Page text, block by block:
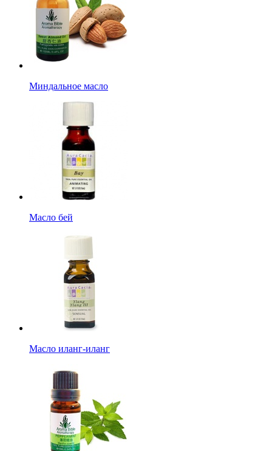
Миндальное масло
Масло бей
Масло иланг-иланг